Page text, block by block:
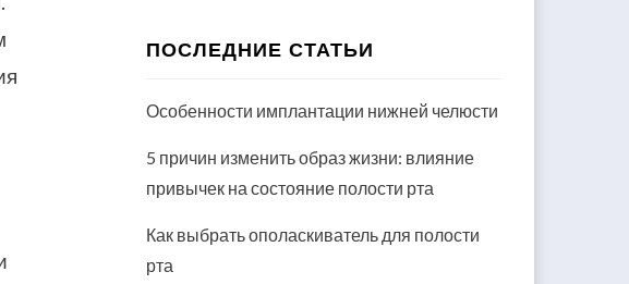
ПОСЛЕДНИЕ СТАТЬИ
Особенности имплантации нижней челюсти
5 причин изменить образ жизни: влияние
привычек на состояние полости рта
Как выбрать ополаскиватель для полости
рта